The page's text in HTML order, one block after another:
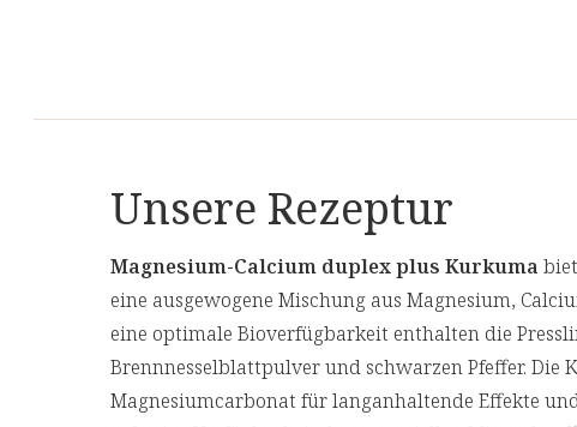
Unsere Rezeptur
Magnesium-Calcium duplex plus Kurkuma
eine ausgewogene Mischung aus Magnesium,
eine optimale Bioverfügbarkeit enthalten die
Brennnesselblattpulver und schwarzen Pfeffer. Die
Magnesiumcarbonat für langanhaltende Effekte